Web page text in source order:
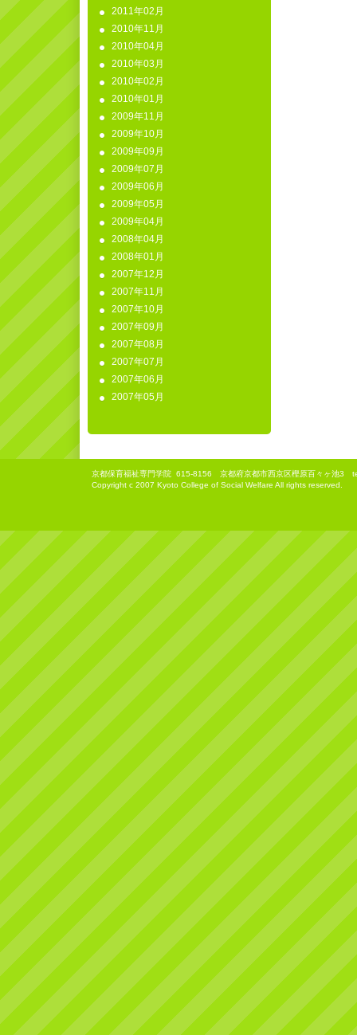
2011年02月
2010年11月
2010年04月
2010年03月
2010年02月
2010年01月
2009年11月
2009年10月
2009年09月
2009年07月
2009年06月
2009年05月
2009年04月
2008年04月
2008年01月
2007年12月
2007年11月
2007年10月
2007年09月
2007年08月
2007年07月
2007年06月
2007年05月
京都保育福祉専門学院 615-8156 京都府京都市西京区樫原百々ヶ池3
Copyright c 2007 Kyoto College of Social Welfare All rights reserved.